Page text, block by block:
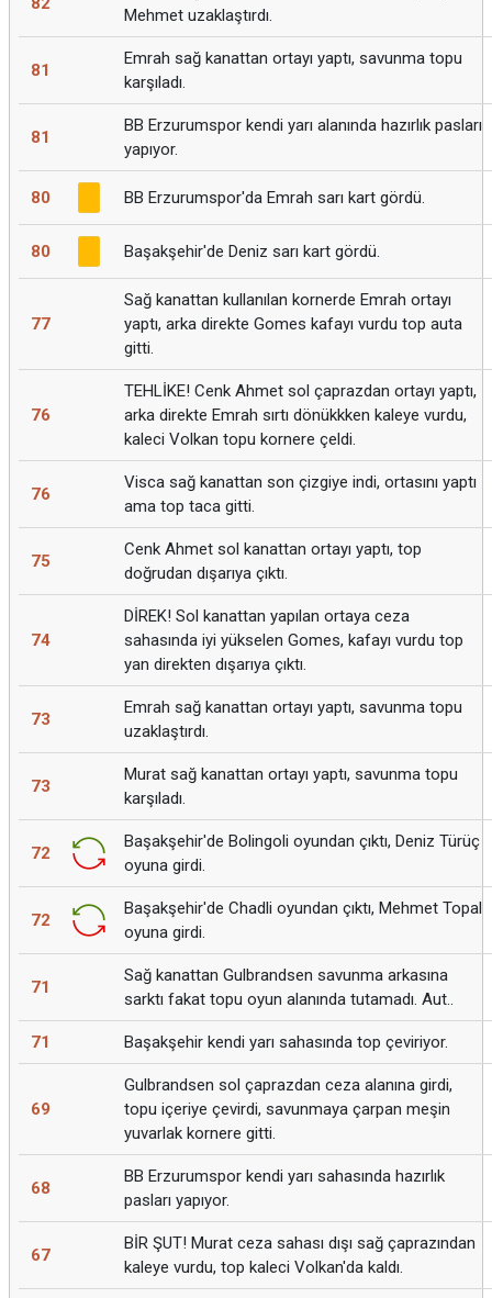
Mehmet uzaklaştırdı.
81
Emrah sağ kanattan ortayı yaptı, savunma topu
karşıladı.
81
BB Erzurumspor kendi yarı alanında hazırlık pasları
yapıyor.
80 BB Erzurumspor'da Emrah sarı kart gördü.
80 Başakşehir'de Deniz sarı kart gördü.
77
Sağ kanattan kullanılan kornerde Emrah ortayı
yaptı, arka direkte Gomes kafayı vurdu top auta
gitti.
76
TEHLİKE! Cenk Ahmet sol çaprazdan ortayı yaptı,
arka direkte Emrah sırtı dönükkken kaleye vurdu,
kaleci Volkan topu kornere çeldi.
76
Visca sağ kanattan son çizgiye indi, ortasını yaptı
ama top taca gitti.
75
Cenk Ahmet sol kanattan ortayı yaptı, top
doğrudan dışarıya çıktı.
74
DİREK! Sol kanattan yapılan ortaya ceza
sahasında iyi yükselen Gomes, kafayı vurdu top
yan direkten dışarıya çıktı.
73
Emrah sağ kanattan ortayı yaptı, savunma topu
uzaklaştırdı.
73
Murat sağ kanattan ortayı yaptı, savunma topu
karşıladı.
72
Başakşehir'de Bolingoli oyundan çıktı, Deniz Türüç
oyuna girdi.
72
Başakşehir'de Chadli oyundan çıktı, Mehmet Topal
oyuna girdi.
71
Sağ kanattan Gulbrandsen savunma arkasına
sarktı fakat topu oyun alanında tutamadı. Aut..
71 Başakşehir kendi yarı sahasında top çeviriyor.
69
Gulbrandsen sol çaprazdan ceza alanına girdi,
topu içeriye çevirdi, savunmaya çarpan meşin
yuvarlak kornere gitti.
68
BB Erzurumspor kendi yarı sahasında hazırlık
pasları yapıyor.
67
BİR ŞUT! Murat ceza sahası dışı sağ çaprazından
kaleye vurdu, top kaleci Volkan'da kaldı.